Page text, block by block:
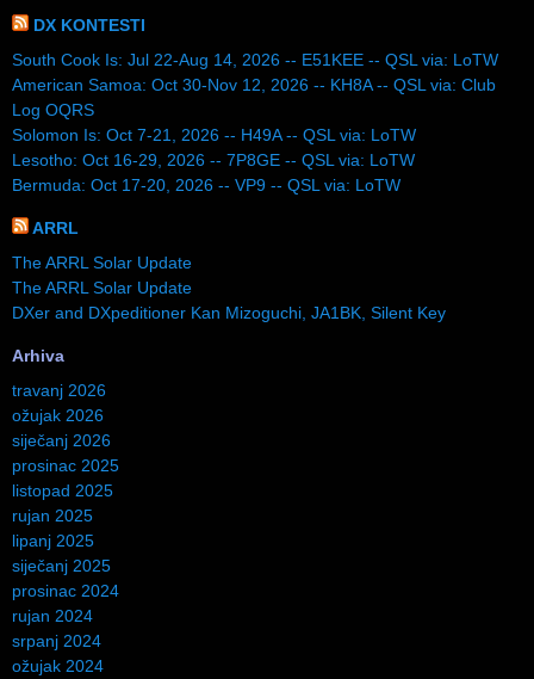
DX KONTESTI
South Cook Is: Jul 22-Aug 14, 2026 -- E51KEE -- QSL via: LoTW
American Samoa: Oct 30-Nov 12, 2026 -- KH8A -- QSL via: Club
Log OQRS
Solomon Is: Oct 7-21, 2026 -- H49A -- QSL via: LoTW
Lesotho: Oct 16-29, 2026 -- 7P8GE -- QSL via: LoTW
Bermuda: Oct 17-20, 2026 -- VP9 -- QSL via: LoTW
ARRL
The ARRL Solar Update
The ARRL Solar Update
DXer and DXpeditioner Kan Mizoguchi, JA1BK, Silent Key
Arhiva
travanj 2026
ožujak 2026
siječanj 2026
prosinac 2025
listopad 2025
rujan 2025
lipanj 2025
siječanj 2025
prosinac 2024
rujan 2024
srpanj 2024
ožujak 2024